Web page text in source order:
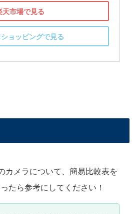
天市場で見る
ョッピングで見る
カメラについて、簡易比較表を
たら参考にしてください！